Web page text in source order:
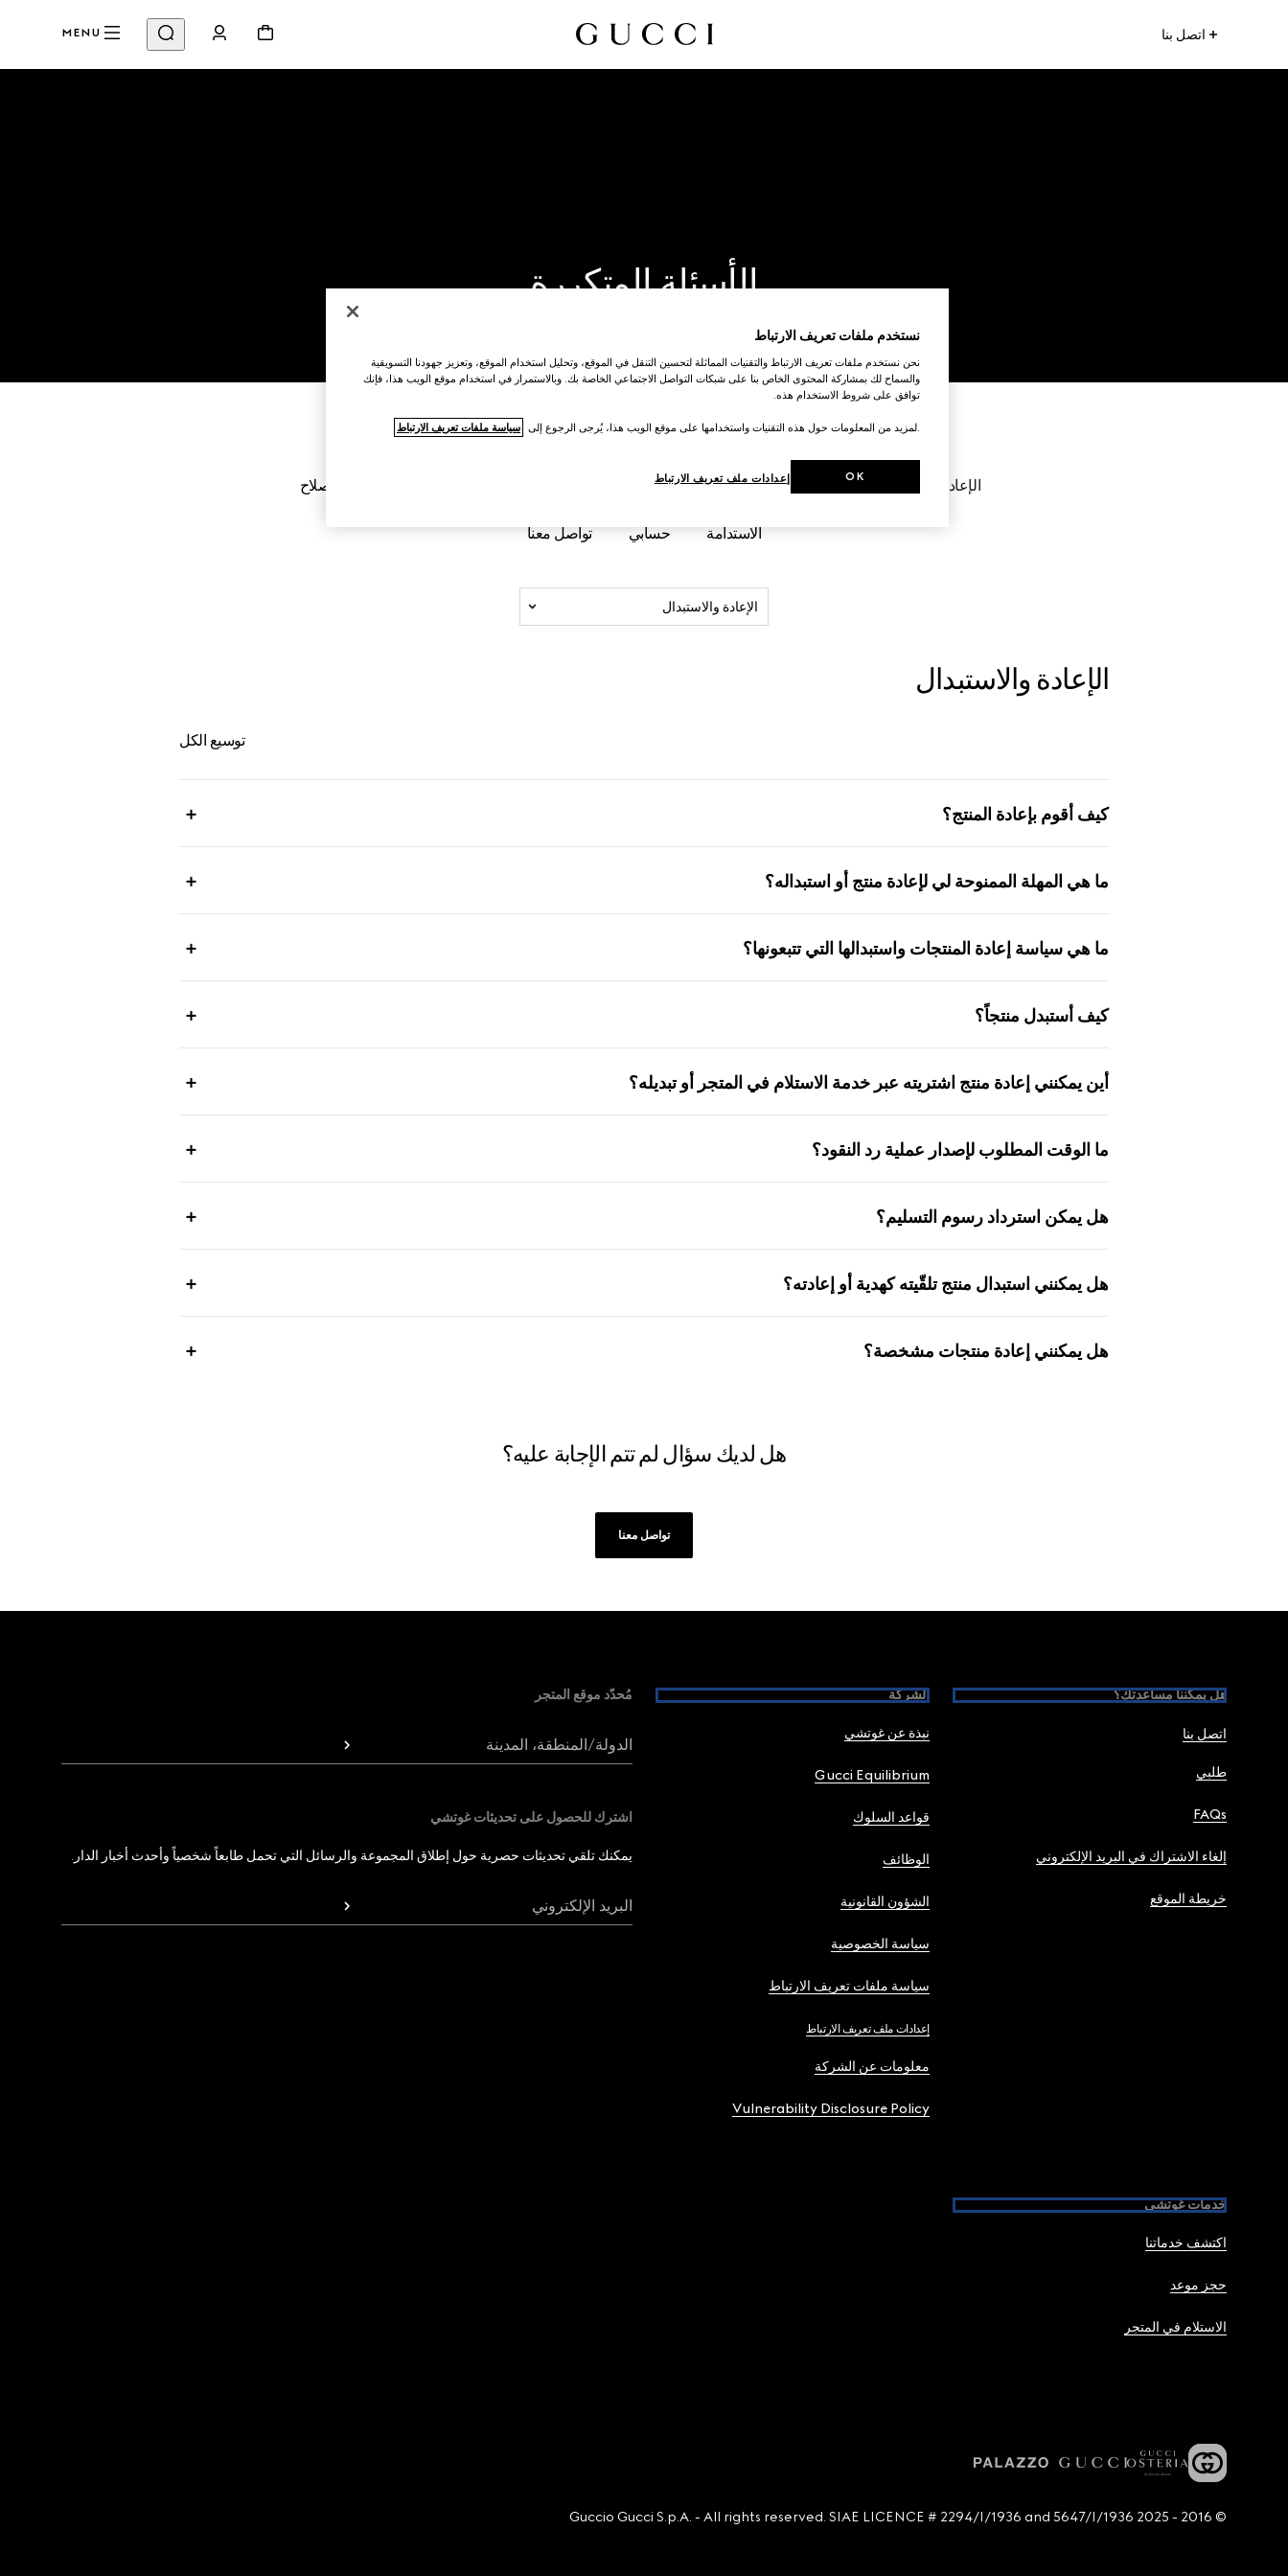
اتصل بنا MENU
الأسئلة المتكررة
الإعادة والاستبدال معلومات المنتج الطلبات والدفع العناية والإصلاح
الاستدامة حسابي تواصل معنا
الإعادة والاستبدال
الإعادة والاستبدال
توسيع الكل
كيف أقوم بإعادة المنتج؟
ما هي المهلة الممنوحة لي لإعادة منتج أو استبداله؟
ما هي سياسة إعادة المنتجات واستبدالها التي تتبعونها؟
كيف أستبدل منتجاً؟
أين يمكنني إعادة منتج اشتريته عبر خدمة الاستلام في المتجر أو تبديله؟
ما الوقت المطلوب لإصدار عملية رد النقود؟
هل يمكن استرداد رسوم التسليم؟
هل يمكنني استبدال منتج تلقّيته كهدية أو إعادته؟
هل يمكنني إعادة منتجات مشخصة؟
هل لديك سؤال لم تتم الإجابة عليه؟
تواصل معنا
Footer
هل يمكننا مساعدتك؟
اتصل بنا
طلبي
FAQs
إلغاء الاشتراك في البريد الإلكتروني
خريطة الموقع
الشركة
نبذة عن غوتشي
Gucci Equilibrium
قواعد السلوك
الوظائف
الشؤون القانونية
سياسة الخصوصية
سياسة ملفات تعريف الارتباط
إعدادات ملف تعريف الارتباط
معلومات عن الشركة
Vulnerability Disclosure Policy
خدمات غوتشي
اكتشف خدماتنا
حجز موعد
الاستلام في المتجر
مُحدّد موقع المتجر
الدولة/المنطقة، المدينة
اشترك للحصول على تحديثات غوتشي
يمكنك تلقي تحديثات حصرية حول إطلاق المجموعة والرسائل التي تحمل طابعاً شخصياً وأحدث أخبار الدار.
البريد الإلكتروني
© 2016 - 2025 Guccio Gucci S.p.A. - All rights reserved. SIAE LICENCE # 2294/I/1936 and 5647/I/1936
نستخدم ملفات تعريف الارتباط
نحن نستخدم ملفات تعريف الارتباط والتقنيات المماثلة لتحسين التنقل في الموقع، وتحليل استخدام الموقع، وتعزيز جهودنا التسويقية
والسماح لك بمشاركة المحتوى الخاص بنا على شبكات التواصل الاجتماعي الخاصة بك. وبالاستمرار في استخدام موقع الويب هذا، فإنك
توافق على شروط الاستخدام هذه.
.لمزيد من المعلومات حول هذه التقنيات واستخدامها على موقع الويب هذا، يُرجى الرجوع إلى سياسة ملفات تعريف الارتباط
إعدادات ملف تعريف الارتباط OK